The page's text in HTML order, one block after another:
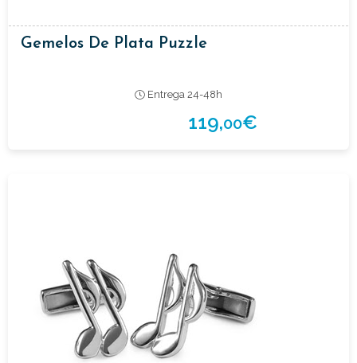
Gemelos De Plata Puzzle
Entrega 24-48h
119,00€